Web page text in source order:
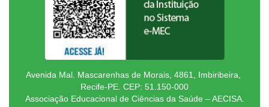
Avenida Mal. Mascarenhas de Morais, 4861, Imbiribeira,
Recife-PE. CEP: 51.150-000
Associação Educacional de Ciências da Saúde – AECISA.